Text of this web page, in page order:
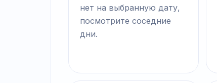
нет на выбранную дату,
посмотрите соседние
дни.